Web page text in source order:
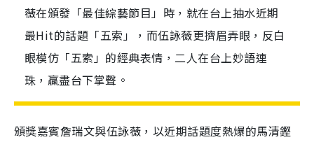
薇在頒發「最佳綜藝節目」時，就在台上抽水近期
最Hit的話題「五索」，而伍詠薇更擠眉弄眼，反白
眼模仿「五索」的經典表情，二人在台上妙語連
珠，贏盡台下掌聲。
頒獎嘉賓詹瑞文與伍詠薇，以近期話題度熱爆的馬清鏗